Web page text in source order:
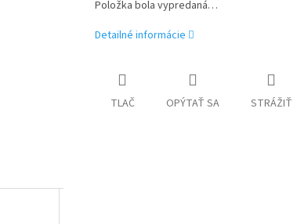
Položka bola vypredaná…
Detailné informácie
TLAČ OPÝTAŤ SA STRÁŽIŤ